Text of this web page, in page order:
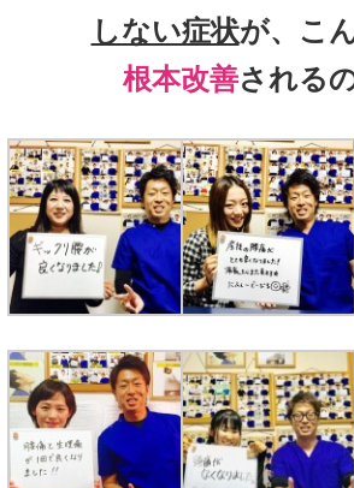
しない症状が、こ
根本改善される